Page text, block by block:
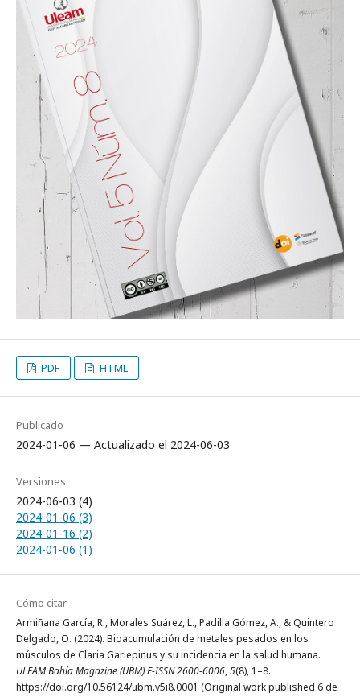
PDF HTML
Publicado
2024-01-06 — Actualizado el 2024-06-03
Versiones
2024-06-03 (4)
2024-01-06 (3)
2024-01-16 (2)
2024-01-06 (1)
Cómo citar
Armiñana García, R., Morales Suárez, L., Padilla Gómez, A., & Quintero
Delgado, O. (2024). Bioacumulación de metales pesados en los
músculos de Claria Gariepinus y su incidencia en la salud humana.
ULEAM Bahía Magazine (UBM) E-ISSN 2600-6006,5(8), 1–8.
https://doi.org/10.56124/ubm.v5i8.0001 (Original work published 6 de